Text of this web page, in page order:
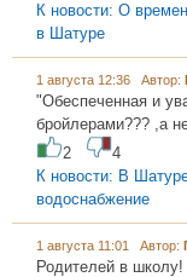
К новости: О
в Шатуре
1 августа 12:36 Автор:
"Обеспеченная и
бройлерами??? ,а
2
4
К новости: В
водоснабжение
1 августа 11:01 Автор:
Родителей в